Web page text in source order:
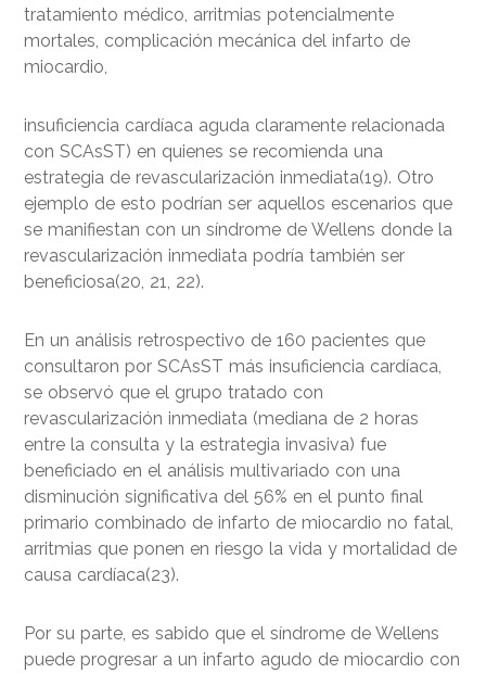
tratamiento médico, arritmias potencialmente
mortales, complicación mecánica del infarto de
miocardio,
insuficiencia cardíaca aguda claramente relacionada
con SCAsST) en quienes se recomienda una
estrategia de revascularización inmediata(19). Otro
ejemplo de esto podrían ser aquellos escenarios que
se manifiestan con un síndrome de Wellens donde la
revascularización inmediata podría también ser
beneficiosa(20, 21, 22).
En un análisis retrospectivo de 160 pacientes que
consultaron por SCAsST más insuficiencia cardíaca,
se observó que el grupo tratado con
revascularización inmediata (mediana de 2 horas
entre la consulta y la estrategia invasiva) fue
beneficiado en el análisis multivariado con una
disminución significativa del 56% en el punto final
primario combinado de infarto de miocardio no fatal,
arritmias que ponen en riesgo la vida y mortalidad de
causa cardíaca(23).
Por su parte, es sabido que el síndrome de Wellens
puede progresar a un infarto agudo de miocardio con